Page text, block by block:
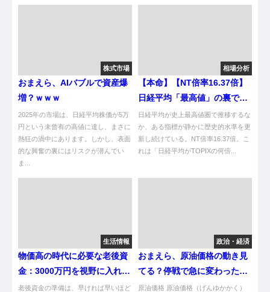
株式市場
おまえら、AIバブルで資産爆
増？ｗｗｗ
2025年の市場は、日経平均株価が5万
円という未曾有の高値に達し、まさに
熱狂の渦中にあります。しかし、表面
的な興奮の裏にはリスクが潜んでい
ま...
相場分析
【本命】【NT倍率16.37倍】
日経平均「最高値」の裏で起
きている異常 ── 指数を担ぐ
実質4銘柄の正体
日経平均が史上最高値圏で推移するな
か、ある指標が静かに歴史的水準を更
新し続けている。NT倍率16.37倍。こ
れは「日経平均がTOPIXの何倍...
生活情報
物価高の時代に必要な老後資
金：3000万円を視野に入れた
貯蓄戦略
老後資金の準備は、早ければ早いほど
政治・経済
おまえら、原油価格の動き見
てる？停戦で急に変わった
で〜〜
原油価格 原油価格（げんゆかかく）